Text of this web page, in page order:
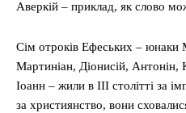
Аверкій – приклад, як слово
Сім отроків Ефеських – юнаки
Мартиніан, Діонисій, Антонін,
Іоанн – жили в III столітті за
за християнство, вони